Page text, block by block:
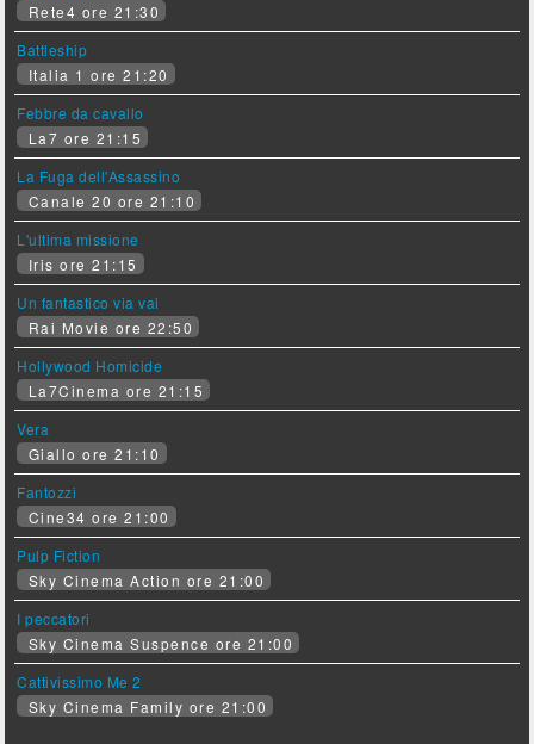
Rete4 ore 21:30
Battleship
Italia 1 ore 21:20
Febbre da cavallo
La7 ore 21:15
La Fuga dell'Assassino
Canale 20 ore 21:10
L'ultima missione
Iris ore 21:15
Un fantastico via vai
Rai Movie ore 22:50
Hollywood Homicide
La7Cinema ore 21:15
Vera
Giallo ore 21:10
Fantozzi
Cine34 ore 21:00
Pulp Fiction
Sky Cinema Action ore 21:00
I peccatori
Sky Cinema Suspence ore 21:00
Cattivissimo Me 2
Sky Cinema Family ore 21:00